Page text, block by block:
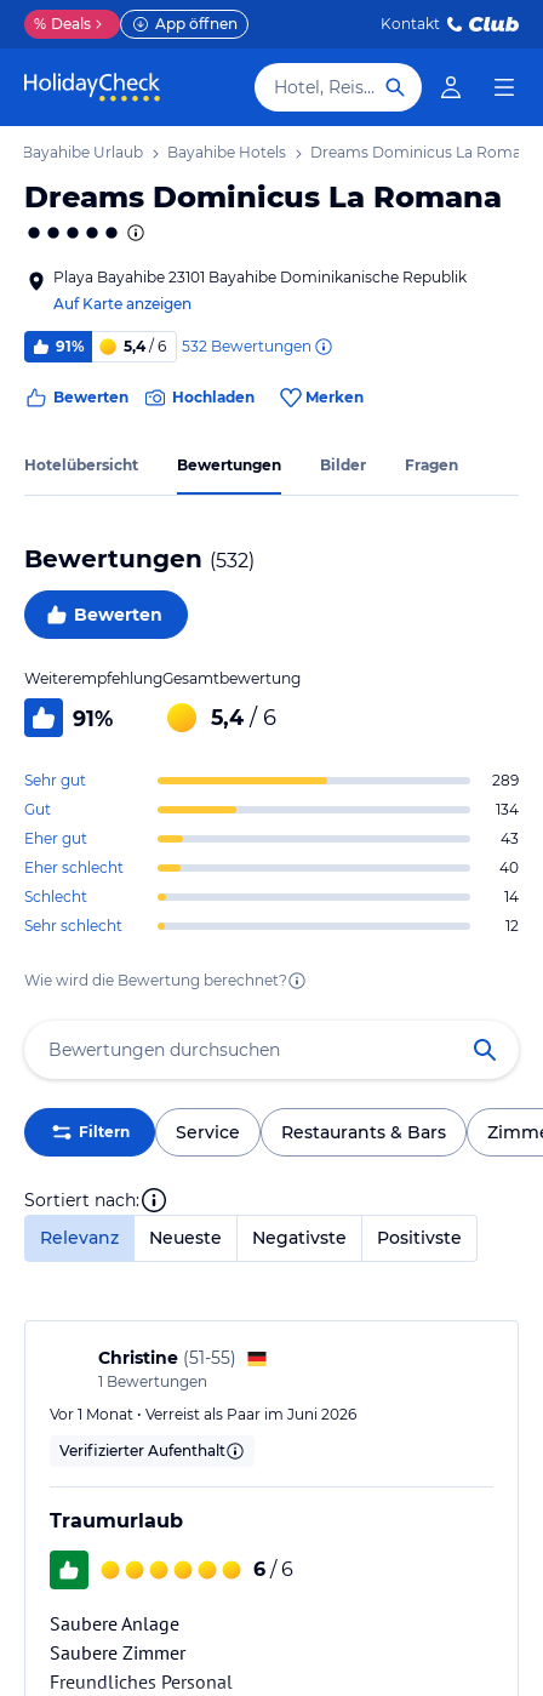
% Deals App öffnen Kontakt
Hotel, Reiseziel
Bayahibe Urlaub Bayahibe Hotels Dreams Dominicus La Romana
Dreams Dominicus La Romana
Playa Bayahibe 23101 Bayahibe Dominikanische Republik
Auf Karte anzeigen
91% 5,4/ 6 532 Bewertungen
Bewerten Hochladen Merken
Hotelübersicht Bewertungen Bilder Fragen
Bewertungen (532)
Bewerten
Weiterempfehlung
91%
Gesamtbewertung
5,4 / 6
Sehr gut
289
Gut
134
Eher gut
43
Eher schlecht
40
Schlecht
14
Sehr schlecht
12
Wie wird die Bewertung berechnet?
Filtern Service Restaurants & Bars
Sortiert nach:
Relevanz
Neueste Negativste Positivste
Christine (51-55)
1 Bewertungen
Vor 1 Monat • Verreist als Paar im Juni 2026
Verifizierter Aufenthalt
Traumurlaub
6 / 6
Saubere Anlage
Saubere Zimmer
Freundliches Personal